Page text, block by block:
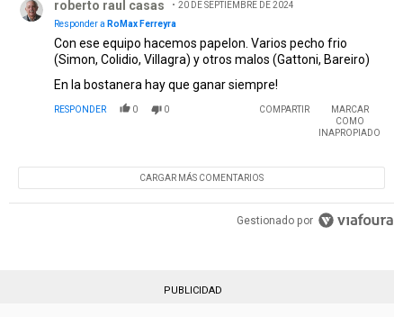
roberto raul casas
20 DE SEPTIEMBRE DE 2024
Responder a RoMax Ferreyra
Con ese equipo hacemos papelon. Varios pecho frio
(Simon, Colidio, Villagra) y otros malos (Gattoni, Bareiro)
En la bostanera hay que ganar siempre!
RESPONDER 0 0 COMPARTIR
MARCAR
COMO
INAPROPIADO
CARGAR MÁS COMENTARIOS
Gestionado por
PUBLICIDAD